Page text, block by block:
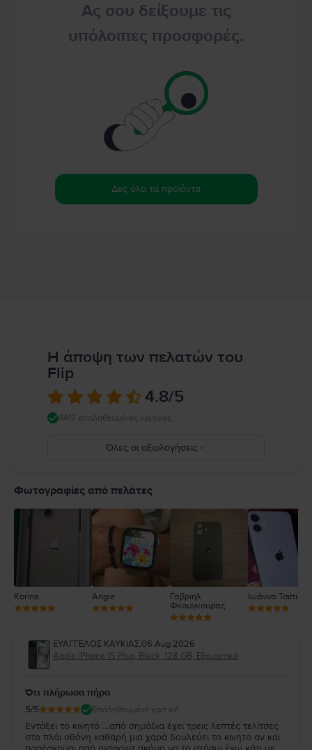
Ας σου δείξουμε τις
υπόλοιπες προσφορές.
Δες όλα τα προϊόντα
Η άποψη των πελατών του
Flip
4.8/5
4417 επαληθευμένες κριτικές
Όλες οι αξιολογήσεις
4
2
1
Φωτογραφίες από πελάτες
Korina Angie
Γαβριηλ
Φκουγκουρας
Ιωάννα
ΕΥΑΓΓΕΛΟΣ ΚΑΥΚΙΑΣ,06 Aug 2026
Apple iPhone 15 Plus, Black, 128 GB, Εξαιρετικό
Ότι πλήρωσα πήρα
5/5 Επαληθευμένη κριτική
Εντάξει το κινητό …από σημάδια έχει τρεις λεπτές τελίτσες
στο πλάι οθόνη καθαρή μια χαρά δουλεύει το κινητό αν και